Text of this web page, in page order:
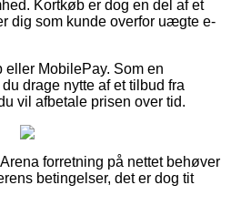
Kortkøb er dog en del af et
dig som kunde overfor uægte e-
eller MobilePay. Som en
drage nytte af et tilbud fra
vil afbetale prisen over tid.
forretning på nettet behøver
betingelser, det er dog tit